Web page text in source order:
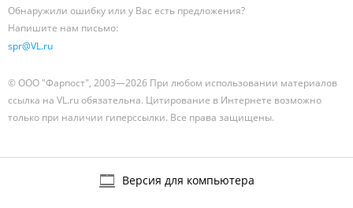
Обнаружили ошибку или у Вас есть предложения?
Напишите нам письмо:
spr@VL.ru
© ООО "Фарпост", 2003—2026 При любом использовании материалов
ссылка на VL.ru обязательна. Цитирование в Интернете возможно
только при наличии гиперссылки. Все права защищены.
Версия для компьютера